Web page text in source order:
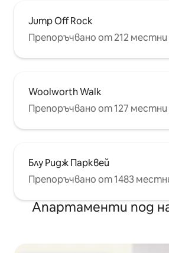
Jump Off Rock
Препоръчвано от 212
Woolworth Walk
Препоръчвано от 127
Блу Ридж Парквей
Препоръчвано от 1483
Апартаменти под